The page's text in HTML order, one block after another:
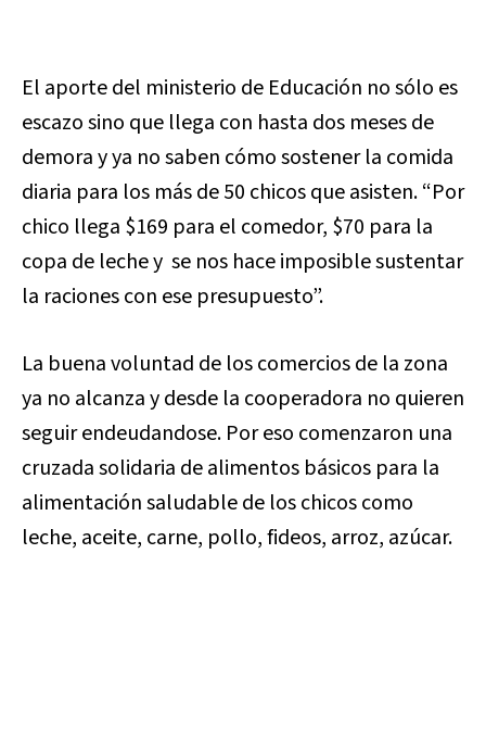
El aporte del ministerio de Educación no sólo es
escazo sino que llega con hasta dos meses de
demora y ya no saben cómo sostener la comida
diaria para los más de 50 chicos que asisten. “Por
chico llega $169 para el comedor, $70 para la
copa de leche y se nos hace imposible sustentar
la raciones con ese presupuesto”.
La buena voluntad de los comercios de la zona
ya no alcanza y desde la cooperadora no quieren
seguir endeudandose. Por eso comenzaron una
cruzada solidaria de alimentos básicos para la
alimentación saludable de los chicos como
leche, aceite, carne, pollo, fideos, arroz, azúcar.